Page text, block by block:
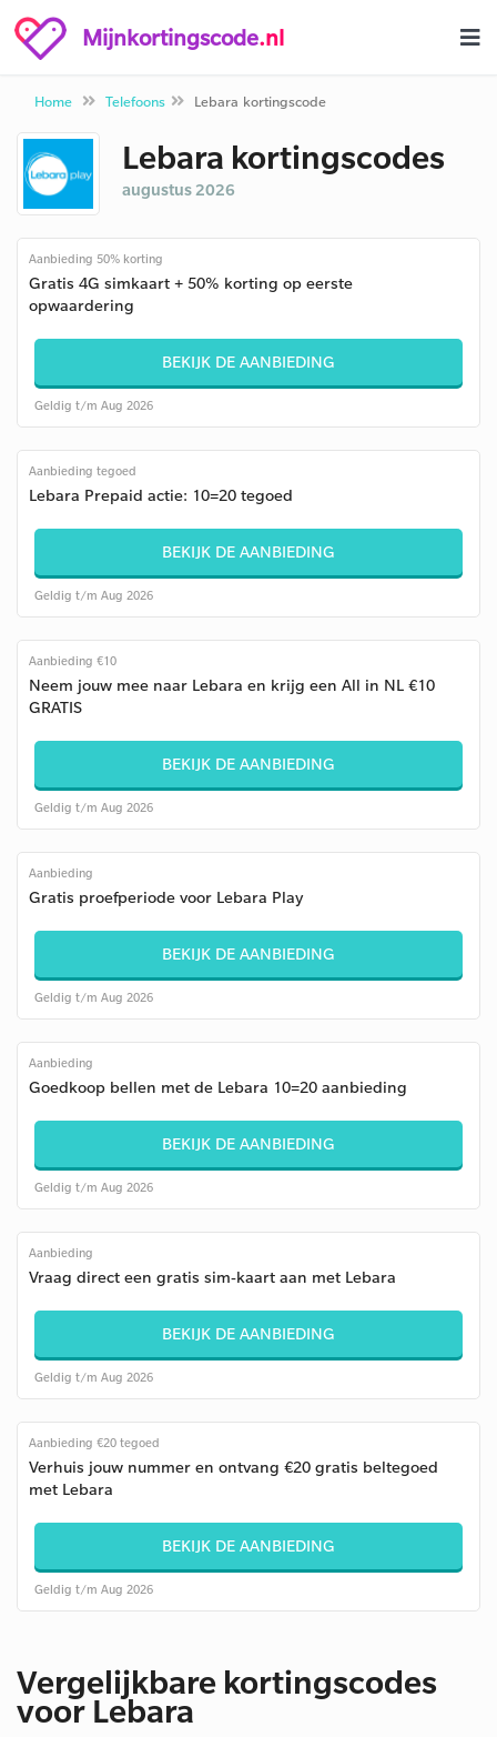
Mijnkortingscode.nl
Home Telefoons Lebara kortingscode
Lebara kortingscodes
augustus 2026
Aanbieding 50% korting
Gratis 4G simkaart + 50% korting op eerste
opwaardering
BEKIJK DE AANBIEDING
Geldig t/m Aug 2026
Aanbieding tegoed
Lebara Prepaid actie: 10=20 tegoed
BEKIJK DE AANBIEDING
Geldig t/m Aug 2026
Aanbieding €10
Neem jouw mee naar Lebara en krijg een All in NL €10
GRATIS
BEKIJK DE AANBIEDING
Geldig t/m Aug 2026
Aanbieding
Gratis proefperiode voor Lebara Play
BEKIJK DE AANBIEDING
Geldig t/m Aug 2026
Aanbieding
Goedkoop bellen met de Lebara 10=20 aanbieding
BEKIJK DE AANBIEDING
Geldig t/m Aug 2026
Aanbieding
Vraag direct een gratis sim-kaart aan met Lebara
BEKIJK DE AANBIEDING
Geldig t/m Aug 2026
Aanbieding €20 tegoed
Verhuis jouw nummer en ontvang €20 gratis beltegoed
met Lebara
BEKIJK DE AANBIEDING
Geldig t/m Aug 2026
Vergelijkbare kortingscodes
voor Lebara